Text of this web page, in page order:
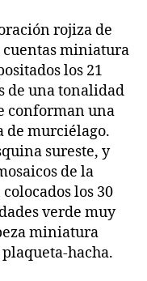
rojiza de
cuentas miniatura
los 21
de una tonalidad
conforman una
de murciélago.
sureste, y
de la
los 30
verde muy
miniatura
hacha.